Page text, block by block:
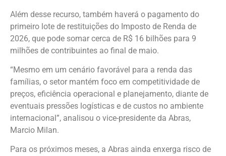
Além desse recurso, também haverá o pagamento do
primeiro lote de restituições do Imposto de Renda de
2026, que pode somar cerca de R$ 16 bilhões para 9
milhões de contribuintes ao final de maio.
“Mesmo em um cenário favorável para a renda das
famílias, o setor mantém foco em competitividade de
preços, eficiência operacional e planejamento, diante de
eventuais pressões logísticas e de custos no ambiente
internacional”, analisou o vice-presidente da Abras,
Marcio Milan.
Para os próximos meses, a Abras ainda enxerga risco de